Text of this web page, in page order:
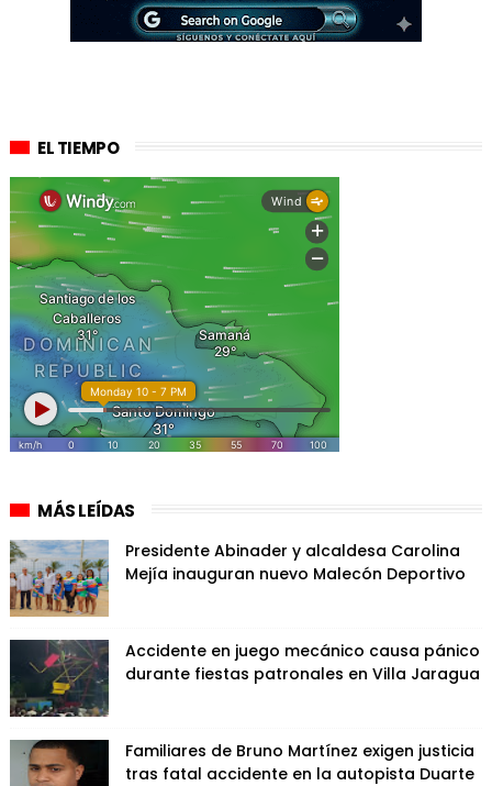
EL TIEMPO
MÁS LEÍDAS
Presidente Abinader y alcaldesa Carolina
Mejía inauguran nuevo Malecón Deportivo
Accidente en juego mecánico causa pánico
durante fiestas patronales en Villa Jaragua
Familiares de Bruno Martínez exigen justicia
tras fatal accidente en la autopista Duarte